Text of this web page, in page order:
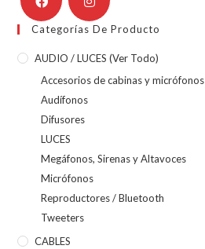
Categorías De Producto
AUDIO / LUCES (ver Todo)
Accesorios de cabinas y micrófonos
Audífonos
Difusores
LUCES
Megáfonos, Sirenas y Altavoces
Micrófonos
Reproductores / Bluetooth
Tweeters
CABLES